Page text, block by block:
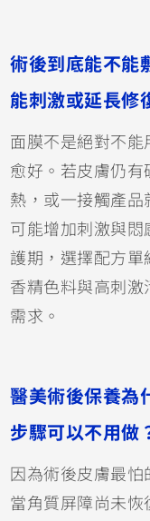
術後到底能不能
能刺激或延長修
面膜不是絕對不
愈好。若皮膚仍有
熱，或一接觸產品
可能增加刺激與
護期，選擇配方單
香精色料與高刺激
需求。
醫美術後保養為
步驟可以不用做
因為術後皮膚最怕
當角質屏障尚未恢